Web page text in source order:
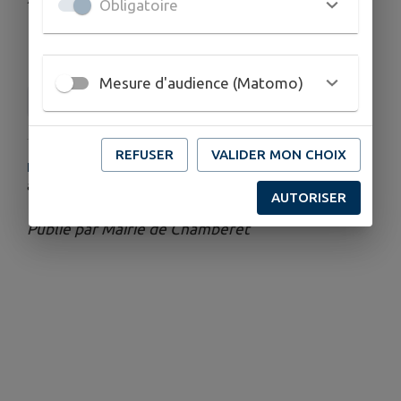
📞 Réservation fortement conseillée
HORAIRES
à partir de 19 heures
Publié par Mairie de Chamberet
Obligatoire
Mesure d'audience (Matomo)
REFUSER VALIDER MON CHOIX
AUTORISER